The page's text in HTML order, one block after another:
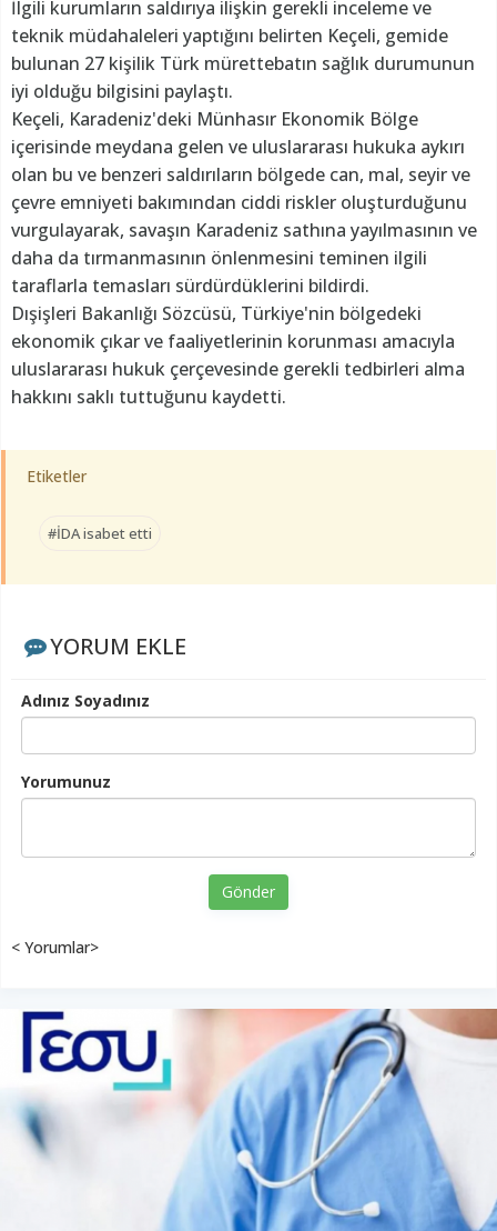
İlgili kurumların saldırıya ilişkin gerekli inceleme ve
teknik müdahaleleri yaptığını belirten Keçeli, gemide
bulunan 27 kişilik Türk mürettebatın sağlık durumunun
iyi olduğu bilgisini paylaştı.
Keçeli, Karadeniz'deki Münhasır Ekonomik Bölge
içerisinde meydana gelen ve uluslararası hukuka aykırı
olan bu ve benzeri saldırıların bölgede can, mal, seyir ve
çevre emniyeti bakımından ciddi riskler oluşturduğunu
vurgulayarak, savaşın Karadeniz sathına yayılmasının ve
daha da tırmanmasının önlenmesini teminen ilgili
taraflarla temasları sürdürdüklerini bildirdi.
Dışişleri Bakanlığı Sözcüsü, Türkiye'nin bölgedeki
ekonomik çıkar ve faaliyetlerinin korunması amacıyla
uluslararası hukuk çerçevesinde gerekli tedbirleri alma
hakkını saklı tuttuğunu kaydetti.
Etiketler
#İDA isabet etti
YORUM EKLE
Adınız Soyadınız
Yorumunuz
Gönder
< Yorumlar>